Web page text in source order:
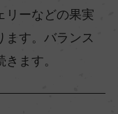
リーなどの果実
ます。バランス
ます。